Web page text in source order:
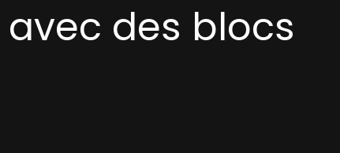
des blocs